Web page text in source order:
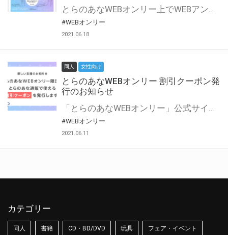
とらのあなWEBオンリー上でWEBアンソロジーが作成できる「記念コメント」について、その使い方や作成手順を解説します！ 支援タイプを「サークル参加型」「サークル参加型・マルシェ(イベント会場)機能付き」でお申し込みいただいている主催者様はぜひご活用ください♪ とらのあなWEBオンリーサイトはこちら
#WEBオンリー
2021.06.18
同人 女性向け
とらのあなWEBオンリー 割引クーポン発
行のお知らせ
「とらのあなWEBオンリー」公式サイトでとらのあな通販の「割引クーポン」を配布中！ イベントごとに開催当日限定で使える割引クーポンのシリアルコードを発行します。 とらのあなWEBオンリーのページをチェックして、イベント当日にお得にお買い物を楽しみましょう♪ ※本キャンペーンは予告なく終了する場合がございます。 とらのあなWEBオンリーサイトはこちら
#WEBオンリー
2021.06.11
カテゴリー
同人 書籍 CD・BD/DVD 玩具 フェア・イベント